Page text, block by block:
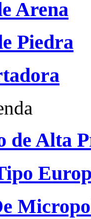
Arena
Piedra
de Alta